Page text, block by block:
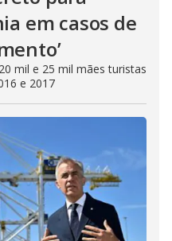
em casos de
mil e 25 mil mães turistas
e 2017